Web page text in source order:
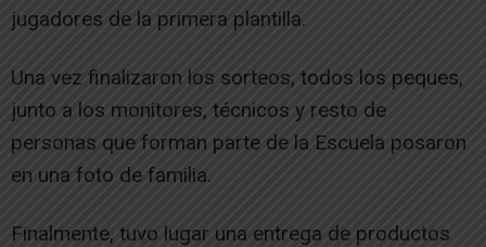
jugadores de la primera plantilla.
Una vez finalizaron los sorteos, todos los peques,
junto a los monitores, técnicos y resto de
personas que forman parte de la Escuela posaron
en una foto de familia.
Finalmente, tuvo lugar una entrega de productos